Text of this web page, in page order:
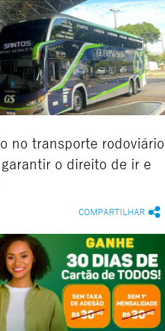
no transporte rodoviário
o direito de ir e
COMPARTILHAR